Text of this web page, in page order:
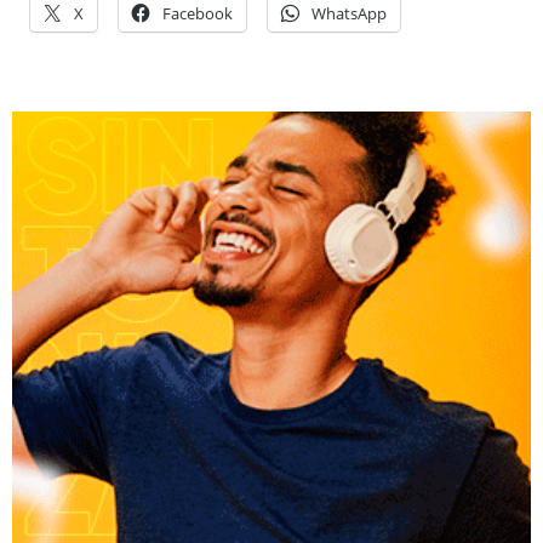
X Facebook WhatsApp